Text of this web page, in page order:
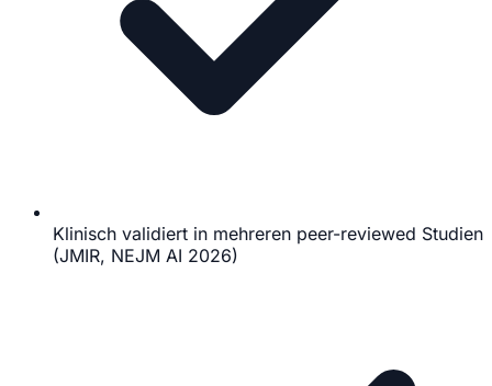
Klinisch validiert in mehreren peer-reviewed Studien
(JMIR, NEJM AI 2026)